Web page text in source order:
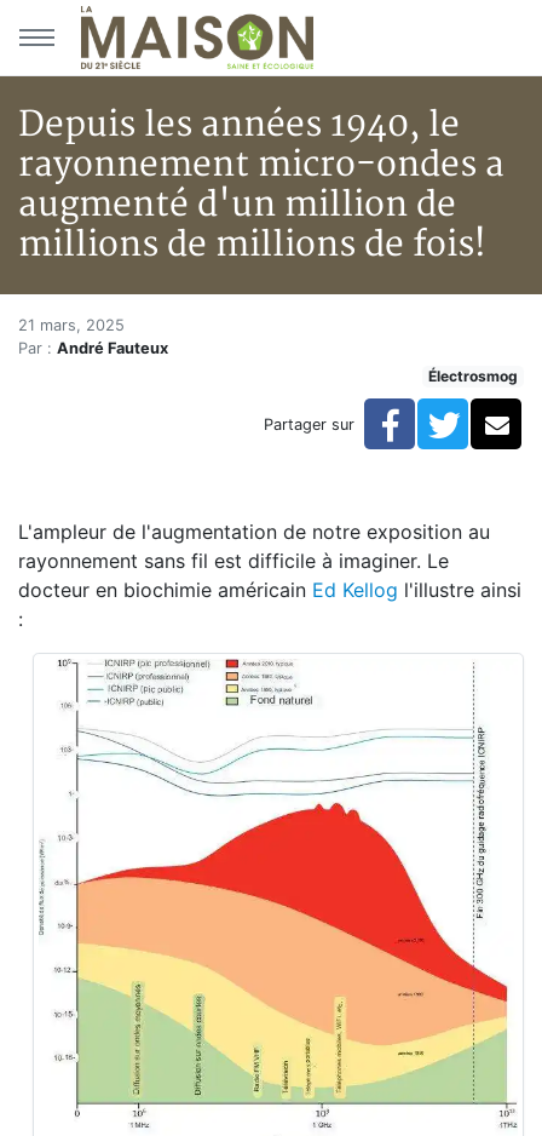
Aller au menu principal
Aller au contenu principal
Depuis les années 1940, le
rayonnement micro-ondes a
augmenté d'un million de
millions de millions de fois!
Accueil
Articles
Depuis les années 1940, le rayonnement micro-
Depuis les années 1940, le
21 mars, 2025
Par : André Fauteux
Électrosmog
Partager sur Facebook
L'ampleur de l'augmentation de notre exposition au
rayonnement sans fil est difficile à imaginer. Le
docteur en biochimie américain Ed Kellog l'illustre ainsi
: